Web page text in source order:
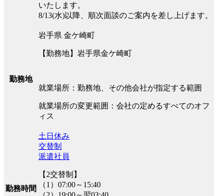
いたします。
8/13(水)以降、順次面談のご案内を差し上げます。
勤務地
岩手県 金ケ崎町
【勤務地】岩手県金ケ崎町
就業場所：勤務地、その他会社が指定する範囲
就業場所の変更範囲：会社の定めるすべてのオフ
ィス
勤務時間
土日休み
交替制
派遣社員
【2交替制】
（1）07:00～15:40